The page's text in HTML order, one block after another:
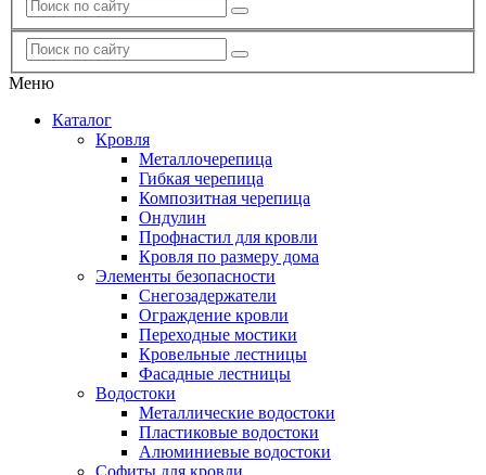
Меню
Каталог
Кровля
Металлочерепица
Гибкая черепица
Композитная черепица
Ондулин
Профнастил для кровли
Кровля по размеру дома
Элементы безопасности
Снегозадержатели
Ограждение кровли
Переходные мостики
Кровельные лестницы
Фасадные лестницы
Водостоки
Металлические водостоки
Пластиковые водостоки
Алюминиевые водостоки